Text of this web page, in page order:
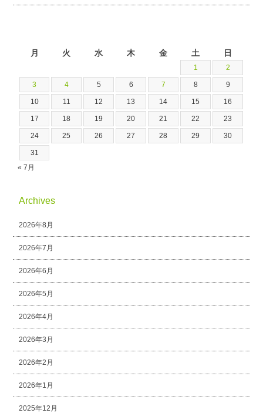
月 火 水 木 金 土 日
1 2
3 4 5 6 7 8 9
10 11 12 13 14 15 16
17 18 19 20 21 22 23
24 25 26 27 28 29 30
31
« 7月
Archives
2026年8月
2026年7月
2026年6月
2026年5月
2026年4月
2026年3月
2026年2月
2026年1月
2025年12月